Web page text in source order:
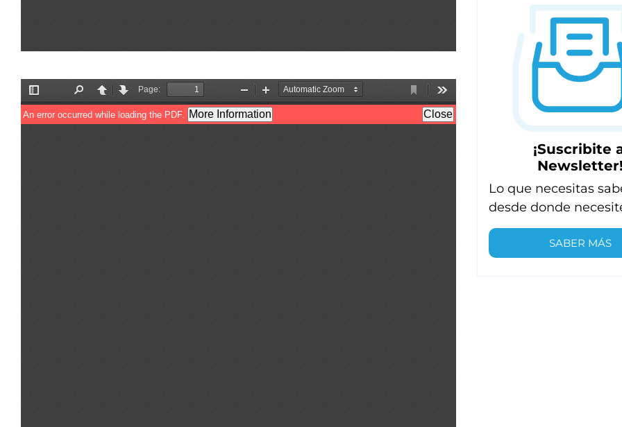
¡Suscribite
Newsletter!
Lo que necesitas
desde donde
SABER MÁS